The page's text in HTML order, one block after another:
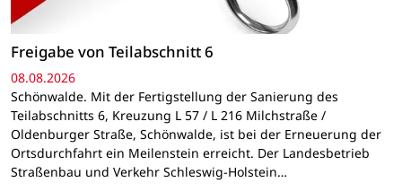
Freigabe von Teilabschnitt 6
08.08.2026
Schönwalde. Mit der Fertigstellung der Sanierung des
Teilabschnitts 6, Kreuzung L 57 / L 216 Milchstraße /
Oldenburger Straße, Schönwalde, ist bei der Erneuerung der
Ortsdurchfahrt ein Meilenstein erreicht. Der Landesbetrieb
Straßenbau und Verkehr Schleswig-Holstein…